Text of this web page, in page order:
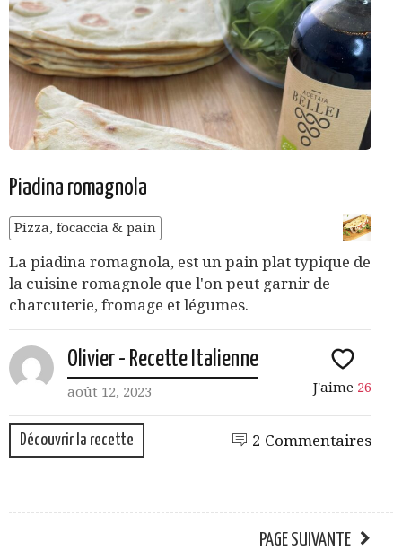
Piadina romagnola
Pizza, focaccia & pain
La piadina romagnola, est un pain plat typique de
la cuisine romagnole que l'on peut garnir de
charcuterie, fromage et légumes.
Olivier - Recette Italienne
août 12, 2023 J'aime 26
Découvrir la recette 2 Commentaires
PAGE SUIVANTE